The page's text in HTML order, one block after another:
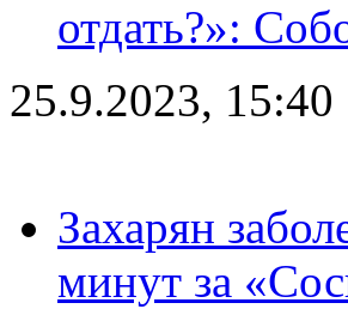
отдать?»:
25.9.2023, 15:40
Захарян
минут за